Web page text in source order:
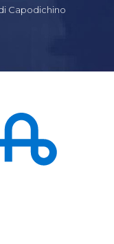
Capodichino